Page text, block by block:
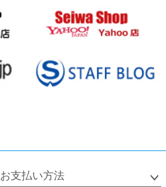
お支払い方法